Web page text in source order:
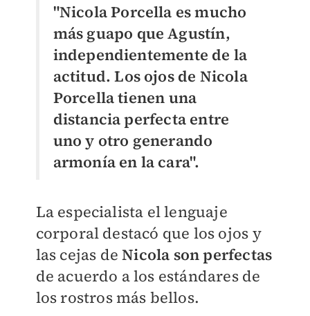
"Nicola Porcella es mucho
más guapo que Agustín,
independientemente de la
actitud. Los ojos de Nicola
Porcella tienen una
distancia perfecta entre
uno y otro generando
armonía en la cara".
La especialista el lenguaje
corporal destacó que los ojos y
las cejas deNicola son perfectas
de acuerdo a los estándares de
los rostros más bellos.